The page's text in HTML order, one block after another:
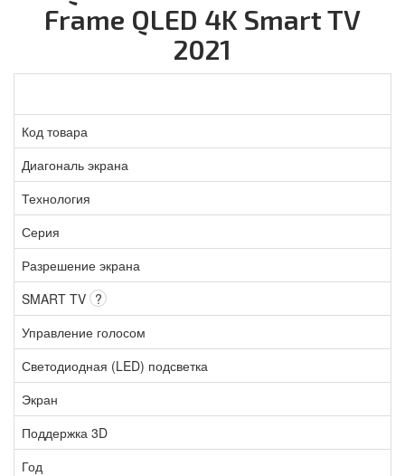
Frame QLED 4K Smart TV
2021
Код товара
Диагональ экрана
Технология
Серия
Разрешение экрана
SMART TV ?
Управление голосом
Светодиодная (LED) подсветка
Экран
Поддержка 3D
Год